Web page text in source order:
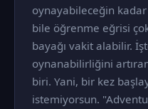
oynayabileceğin
bile öğrenme eğrisi
bayağı vakit alabilir.
oynanabilirliğini
biri. Yani, bir kez
istemiyorsun.